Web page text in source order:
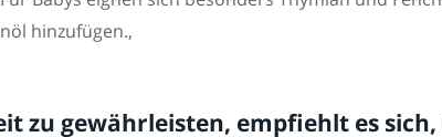
hinzufügen.,
zu gewährleisten, empfiehlt es